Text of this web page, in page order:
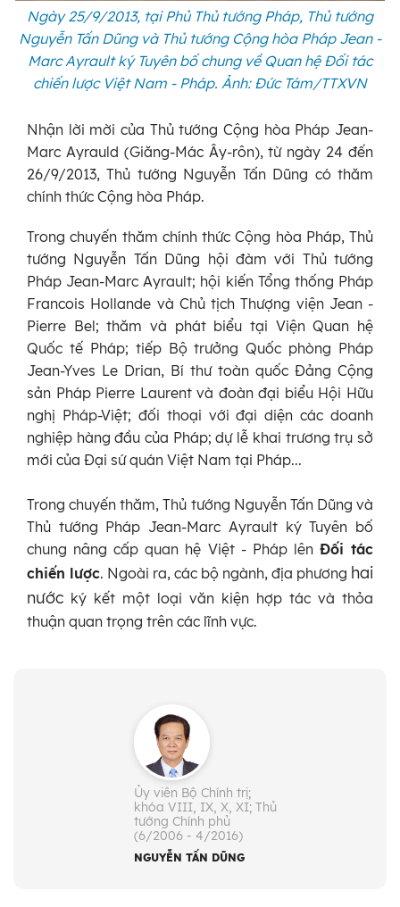
Ngày 25/9/2013, tại Phủ Thủ tướng Pháp, Thủ tướng
Nguyễn Tấn Dũng và Thủ tướng Cộng hòa Pháp Jean -
Marc Ayrault ký Tuyên bố chung về Quan hệ Đối tác
chiến lược Việt Nam - Pháp. Ảnh: Đức Tám/TTXVN
Nhận lời mời của Thủ tướng Cộng hòa Pháp Jean-
Marc Ayrauld (Giăng-Mác Ây-rôn), từ ngày 24 đến
26/9/2013, Thủ tướng Nguyễn Tấn Dũng có thăm
chính thức Cộng hòa Pháp.
Trong chuyến thăm chính thức Cộng hòa Pháp, Thủ
tướng Nguyễn Tấn Dũng hội đàm với Thủ tướng
Pháp Jean-Marc Ayrault; hội kiến Tổng thống Pháp
Francois Hollande và Chủ tịch Thượng viện Jean -
Pierre Bel; thăm và phát biểu tại Viện Quan hệ
Quốc tế Pháp; tiếp Bộ trưởng Quốc phòng Pháp
Jean-Yves Le Drian, Bí thư toàn quốc Đảng Cộng
sản Pháp Pierre Laurent và đoàn đại biểu Hội Hữu
nghị Pháp-Việt; đối thoại với đại diện các doanh
nghiệp hàng đầu của Pháp; dự lễ khai trương trụ sở
mới của Đại sứ quán Việt Nam tại Pháp...
Trong chuyến thăm, Thủ tướng Nguyễn Tấn Dũng và
Thủ tướng Pháp Jean-Marc Ayrault ký Tuyên bố
chung nâng cấp quan hệ Việt - Pháp lên Đối tác
chiến lược. Ngoài ra, các bộ ngành, địa phương hai
nước ký kết một loại văn kiện hợp tác và thỏa
thuận quan trọng trên các lĩnh vực.
Ủy viên Bộ Chính trị;
khóa VIII, IX, X, XI; Thủ
tướng Chính phủ
(6/2006 - 4/2016)
NGUYỄN TẤN DŨNG